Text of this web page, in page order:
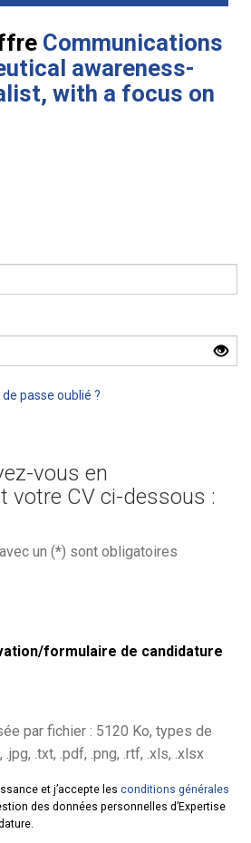
Communications
awareness-
with a focus on
de passe oublié ?
vous en
votre CV ci-dessous :
un (*) sont obligatoires
formulaire de candidature
par fichier : 5120 Ko, types de
.txt, .pdf, .png, .rtf, .xls, .xlsx
et j’accepte les conditions générales
des données personnelles d’Expertise